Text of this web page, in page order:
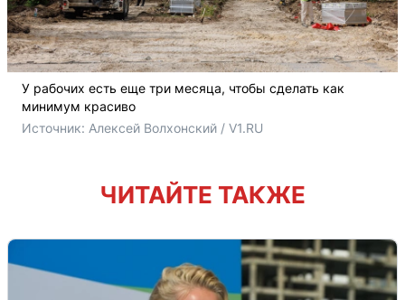
У рабочих есть еще три месяца, чтобы сделать как
минимум красиво
Источник: Алексей Волхонский / V1.RU
ЧИТАЙТЕ ТАКЖЕ